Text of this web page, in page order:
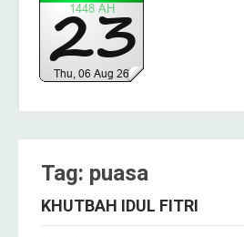
Tag: puasa
KHUTBAH IDUL FITRI